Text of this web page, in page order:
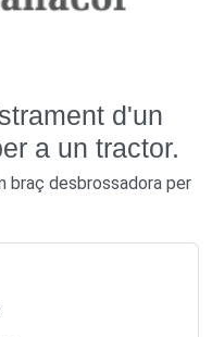
d'un
a un tractor.
braç desbrossadora per